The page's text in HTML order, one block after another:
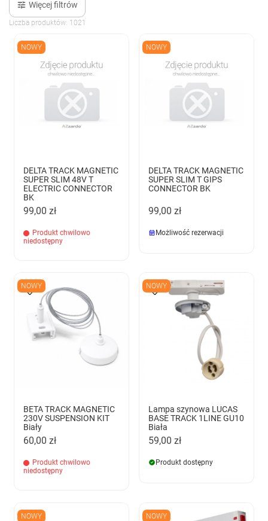
Więcej filtrów
Liczba produktów: 1021
NOWY
DELTA TRACK MAGNETIC
SUPER SLIM 48V T
ELECTRIC CONNECTOR
BK
99,00 zł
Produkt chwilowo
niedostępny
NOWY
DELTA TRACK MAGNETIC
SUPER SLIM T GIPS
CONNECTOR BK
99,00 zł
Możliwość rezerwacji
NOWY
BETA TRACK MAGNETIC
230V SUSPENSION KIT
Biały
60,00 zł
Produkt chwilowo
niedostępny
NOWY
Lampa szynowa LUCAS
BASE TRACK 1LINE GU10
Biała
59,00 zł
Produkt dostępny
NOWY
NOWY